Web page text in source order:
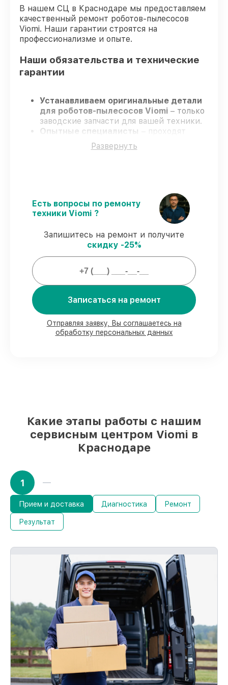
В нашем СЦ в Краснодаре мы предоставляем
качественный ремонт роботов-пылесосов
Viomi. Наши гарантии строятся на
профессионализме и опыте.
Наши обязательства и технические
гарантии
Устанавливаем оригинальные детали
для роботов-пылесосов Viomi – только
заводские запчасти для вашей техники.
Опытные специалисты
– проходят
серьезную проверку знаний и навыков,
что гарантирует качество и надёжность
– на все услуги
и детали для роботов-пылесосов Viomi
предоставляется длительная гарантия.
Мы гарантируем:
заказов по ремонту выполняются с
возможностью присутствия владельца
запчастей Viomi готовы к установке
в наших мастерских в Краснодаре,
остальные доступны для срочного заказа
Подлинные запчасти Viomi и
проверенные замены– только вы
Развернуть
Есть вопросы по ремонту
техники Viomi ?
Запишитесь на ремонт и получите
скидку -25%
Записаться на ремонт
Отправляя заявку, Вы соглашаетесь на
обработку персональных данных
Какие этапы работы с нашим
сервисным центром Viomi в
Краснодаре
1
Прием и доставка Диагностика Ремонт
Результат